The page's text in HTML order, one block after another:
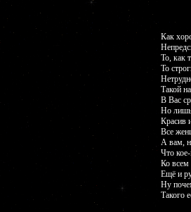
Как
То, как
То
Такой
В Вас
Но
Красив
Все
А вам,
Что
Ко всем
Ещё и
Ну
Такого